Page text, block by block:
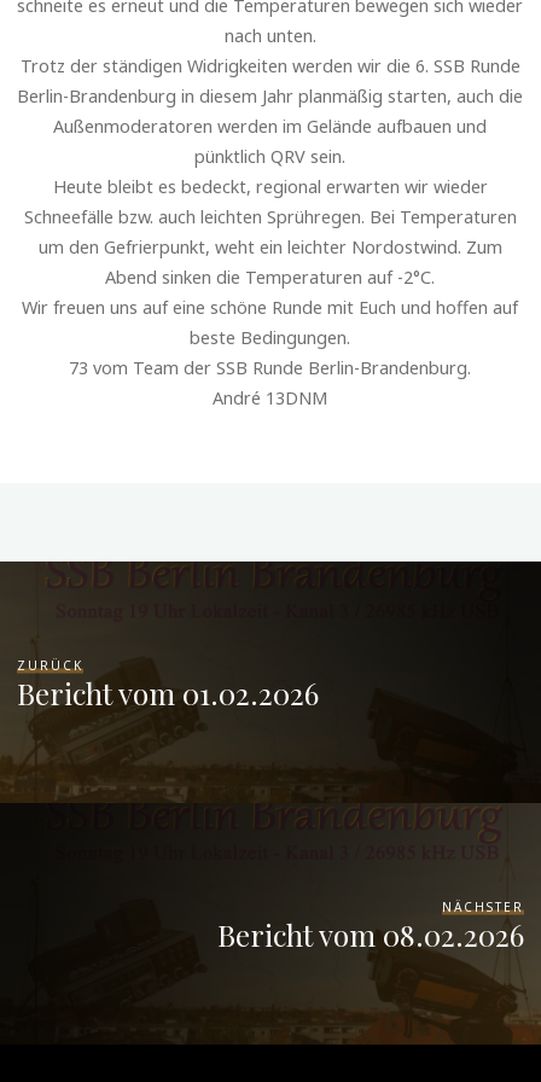
schneite es erneut und die Temperaturen bewegen sich wieder
nach unten.
Trotz der ständigen Widrigkeiten werden wir die 6. SSB Runde
Berlin-Brandenburg in diesem Jahr planmäßig starten, auch die
Außenmoderatoren werden im Gelände aufbauen und
pünktlich QRV sein.
Heute bleibt es bedeckt, regional erwarten wir wieder
Schneefälle bzw. auch leichten Sprühregen. Bei Temperaturen
um den Gefrierpunkt, weht ein leichter Nordostwind. Zum
Abend sinken die Temperaturen auf -2°C.
Wir freuen uns auf eine schöne Runde mit Euch und hoffen auf
beste Bedingungen.
73 vom Team der SSB Runde Berlin-Brandenburg.
André 13DNM
ZURÜCK
Bericht vom 01.02.2026
NÄCHSTER
Bericht vom 08.02.2026